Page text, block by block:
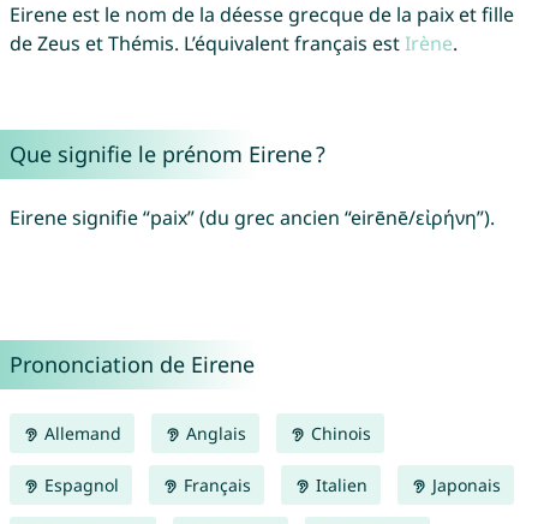
Eirene est le nom de la déesse grecque de la paix et fille
de Zeus et Thémis. L’équivalent français estIrène.
Que signifie le prénom Eirene ?
Eirene signifie “paix” (du grec ancien “eirēnē/εἰρήνη”).
Prononciation de Eirene
Allemand Anglais Chinois
Espagnol Français Italien Japonais